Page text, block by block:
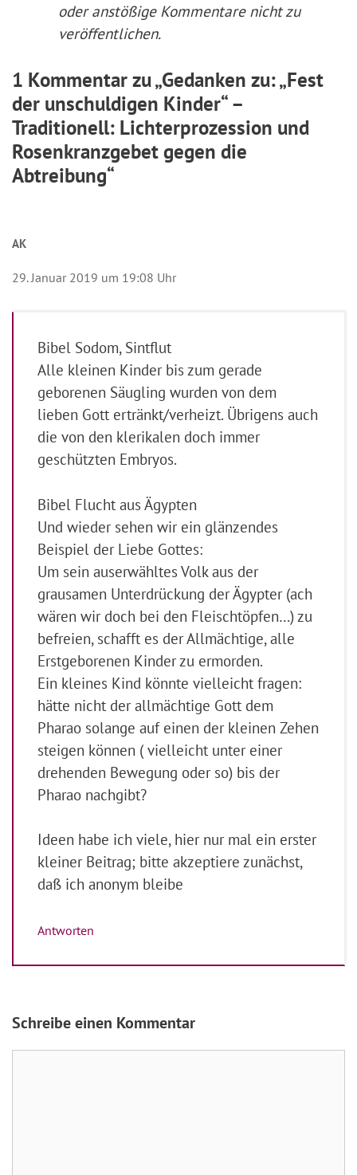
oder anstößige Kommentare nicht zu
veröffentlichen.
1 Kommentar zu „Gedanken zu: „Fest
der unschuldigen Kinder“ –
Traditionell: Lichterprozession und
Rosenkranzgebet gegen die
Abtreibung“
AK
29. Januar 2019 um 19:08 Uhr
Bibel Sodom, Sintflut
Alle kleinen Kinder bis zum gerade
geborenen Säugling wurden von dem
lieben Gott ertränkt/verheizt. Übrigens auch
die von den klerikalen doch immer
geschützten Embryos.
Bibel Flucht aus Ägypten
Und wieder sehen wir ein glänzendes
Beispiel der Liebe Gottes:
Um sein auserwähltes Volk aus der
grausamen Unterdrückung der Ägypter (ach
wären wir doch bei den Fleischtöpfen…) zu
befreien, schafft es der Allmächtige, alle
Erstgeborenen Kinder zu ermorden.
Ein kleines Kind könnte vielleicht fragen:
hätte nicht der allmächtige Gott dem
Pharao solange auf einen der kleinen Zehen
steigen können ( vielleicht unter einer
drehenden Bewegung oder so) bis der
Pharao nachgibt?
Ideen habe ich viele, hier nur mal ein erster
kleiner Beitrag; bitte akzeptiere zunächst,
daß ich anonym bleibe
Antworten
Schreibe einen Kommentar